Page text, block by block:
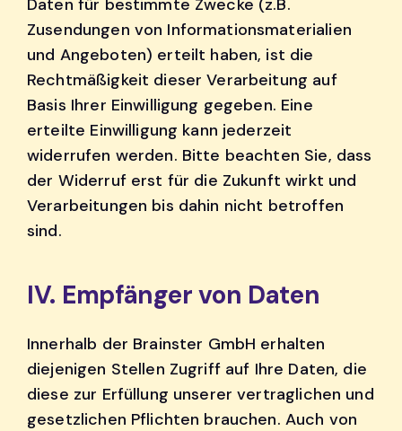
Daten für bestimmte Zwecke (z.B.
Zusendungen von Informationsmaterialien
und Angeboten) erteilt haben, ist die
Rechtmäßigkeit dieser Verarbeitung auf
Basis Ihrer Einwilligung gegeben. Eine
erteilte Einwilligung kann jederzeit
widerrufen werden. Bitte beachten Sie, dass
der Widerruf erst für die Zukunft wirkt und
Verarbeitungen bis dahin nicht betroffen
sind.
IV. Empfänger von Daten
Innerhalb der Brainster GmbH erhalten
diejenigen Stellen Zugriff auf Ihre Daten, die
diese zur Erfüllung unserer vertraglichen und
gesetzlichen Pflichten brauchen. Auch von